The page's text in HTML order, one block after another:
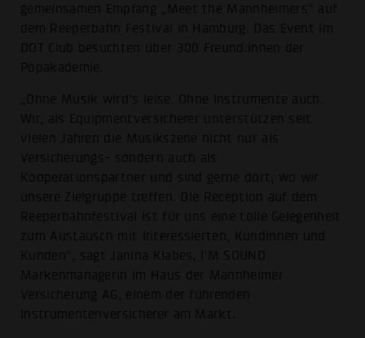
gemeinsamen Empfang „Meet the Mannheimers“ auf
dem Reeperbahn Festival in Hamburg. Das Event im
DOT Club besuchten über 300 Freund:innen der
Popakademie.
„Ohne Musik wird’s leise. Ohne Instrumente auch.
Wir, als Equipmentversicherer unterstützen seit
vielen Jahren die Musikszene nicht nur als
Versicherungs- sondern auch als
Kooperationspartner und sind gerne dort, wo wir
unsere Zielgruppe treffen. Die Reception auf dem
Reeperbahnfestival ist für uns eine tolle Gelegenheit
zum Austausch mit Interessierten, Kundinnen und
Kunden“, sagt Janina Klabes, I’M SOUND
Markenmanagerin im Haus der Mannheimer
Versicherung AG, einem der führenden
Instrumentenversicherer am Markt.